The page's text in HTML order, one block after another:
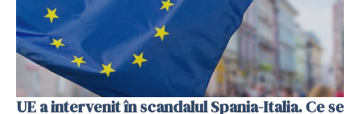
UE a intervenit în scandalul Spania-Italia. Ce se